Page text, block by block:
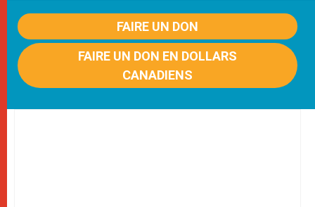
FAIRE UN DON
FAIRE UN DON EN DOLLARS
CANADIENS